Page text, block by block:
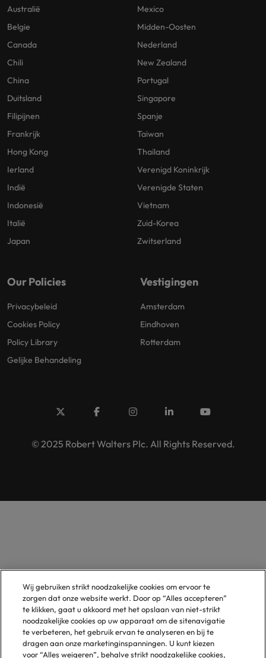
Australië
Belgie
Canada
Chili
China
Duitsland
Filipijnen
Frankrijk
Hong Kong
Ierland
Indië
Indonesië
Italië
Japan
Mexico
Midden-Oosten
Nederland
New Zealand
Portugal
Singapore
Spanje
Taiwan
Thailand
Verenigd Koninkrijk
Verenigde Staten
Vietnam
Zuid-Korea
Zwitserland
Our Policies
Privacybeleid
Cookies Policy
Policy Library
Gelijke Behandeling
Vestigingen
Amsterdam
Eindhoven
Rotterdam
© 2025 Robert Walters Plc. All Rights Reserved.
Wij gebruiken strikt noodzakelijke cookies om ervoor te
zorgen dat onze website werkt. Door op “Alles accepteren”
te klikken, gaat u akkoord met het opslaan van niet-strikt
noodzakelijke cookies op uw apparaat om de sitenavigatie
te verbeteren, het gebruik ervan te analyseren en bij te
dragen aan onze marketinginspanningen. U kunt kiezen
voor “Alles weigeren”, behalve strikt noodzakelijke cookies,